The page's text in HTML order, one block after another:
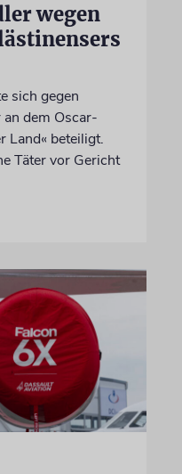
wegen
sich gegen
dem Oscar-
Land« beteiligt.
Täter vor Gericht